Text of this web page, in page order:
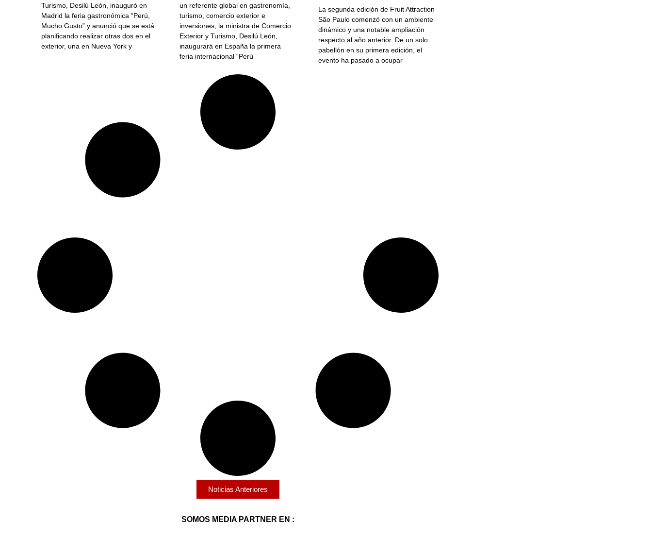
Turismo, Desilú León, inauguró en
Madrid la feria gastronómica “Perú,
Mucho Gusto” y anunció que se está
planificando realizar otras dos en el
exterior, una en Nueva York y
un referente global en gastronomía,
turismo, comercio exterior e
inversiones, la ministra de Comercio
Exterior y Turismo, Desilú León,
inaugurará en España la primera
feria internacional “Perú
La segunda edición de Fruit Attraction
São Paulo comenzó con un ambiente
dinámico y una notable ampliación
respecto al año anterior. De un solo
pabellón en su primera edición, el
evento ha pasado a ocupar
Noticias Anteriores
SOMOS MEDIA PARTNER EN :